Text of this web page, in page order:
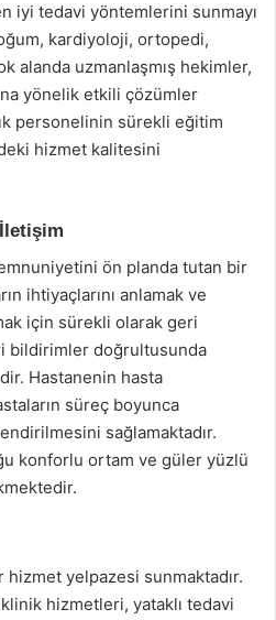
iyi tedavi yöntemlerini sunmayı
kardiyoloji, ortopedi,
alanda uzmanlaşmış hekimler,
yönelik etkili çözümler
personelinin sürekli eğitim
hizmet kalitesini
ön planda tutan bir
ihtiyaçlarını anlamak ve
için sürekli olarak geri
bildirimler doğrultusunda
Hastanenin hasta
süreç boyunca
sağlamaktadır.
konforlu ortam ve güler yüzlü
yelpazesi sunmaktadır.
hizmetleri, yataklı tedavi